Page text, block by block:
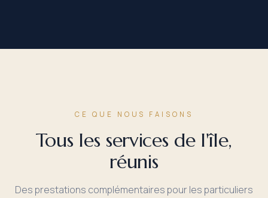
CE QUE NOUS FAISONS
Tous les services de l'île,
réunis
Des prestations complémentaires pour les particuliers